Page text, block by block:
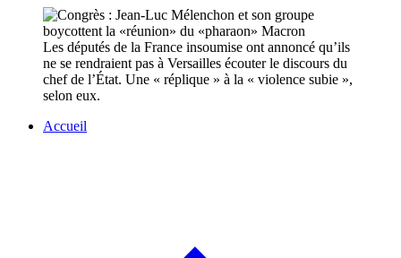
Les députés de la France insoumise ont annoncé qu’ils
ne se rendraient pas à Versailles écouter le discours du
chef de l’État. Une « réplique » à la « violence subie »,
selon eux.
Accueil